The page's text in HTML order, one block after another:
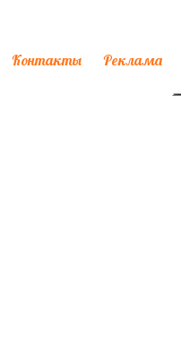
Контакты Реклама